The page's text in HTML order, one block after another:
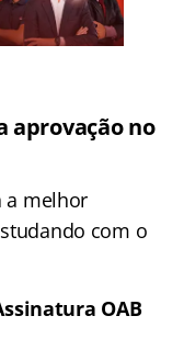
aprovação no
a melhor
com o
OAB